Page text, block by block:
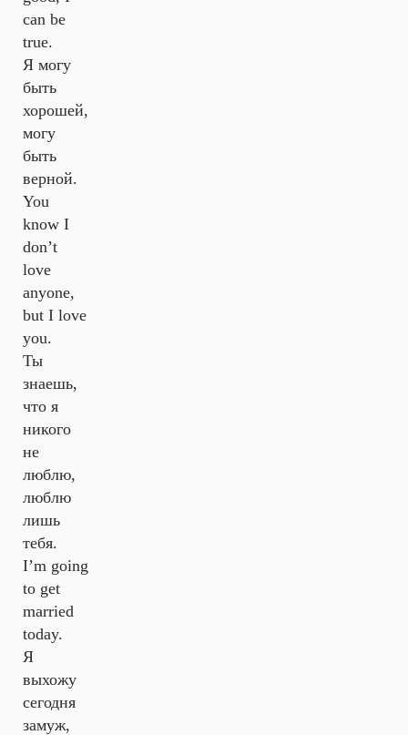
can be
true.
Я могу
быть
хорошей,
могу
быть
верной.
You
know I
don’t
love
anyone,
but I love
you.
Ты
знаешь,
что я
никого
не
люблю,
люблю
лишь
тебя.
I’m going
to get
married
today.
Я
выхожу
сегодня
замуж,